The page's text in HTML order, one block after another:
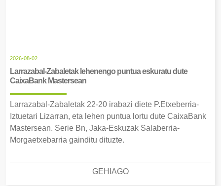
2026-08-02
Larrazabal-Zabaletak lehenengo puntua eskuratu dute
CaixaBank Mastersean
Larrazabal-Zabaletak 22-20 irabazi diete P.Etxeberria-
Iztuetari Lizarran, eta lehen puntua lortu dute CaixaBank
Mastersean. Serie Bn, Jaka-Eskuzak Salaberria-
Morgaetxebarria gainditu dituzte.
GEHIAGO